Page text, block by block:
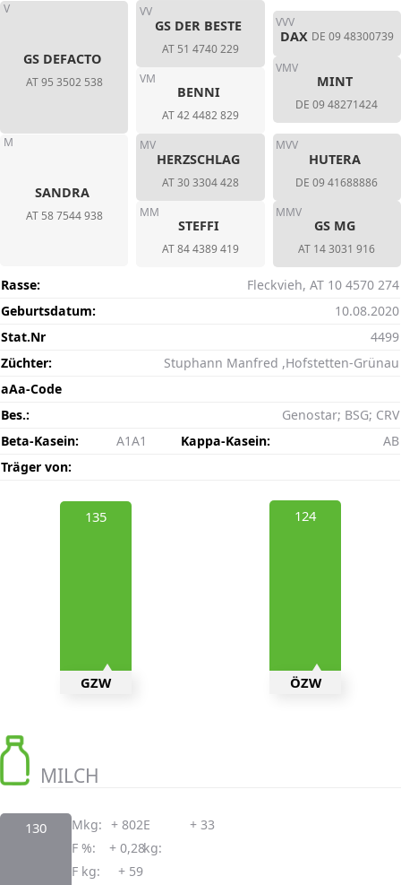
V
GS DEFACTO
AT 95 3502 538
VV
GS DER BESTE
AT 51 4740 229
VM
BENNI
AT 42 4482 829
VVV
DAX DE 09 48300739
VMV
MINT
DE 09 48271424
M
SANDRA
AT 58 7544 938
MV
HERZSCHLAG
AT 30 3304 428
MM
STEFFI
AT 84 4389 419
MVV
HUTERA
DE 09 41688886
MMV
GS MG
AT 14 3031 916
135
GZW
Rasse:
Fleckvieh, AT 10 4570 274
Geburtsdatum:
10.08.2020
Stat.Nr
4499
Züchter:
Stuphann Manfred ,Hofstetten-Grünau
aAa-Code
Bes.:
Genostar; BSG; CRV
Beta-Kasein:
A1A1 Kappa-Kasein:
AB
Träger von:
MILCH
130 Mkg: + 802
F %:
+ 0,28
F kg:
+ 59
E
kg:
+ 33
124
ÖZW